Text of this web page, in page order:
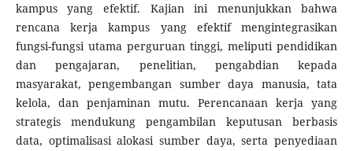
kampus yang efektif. Kajian ini menunjukkan bahwa
rencana kerja kampus yang efektif mengintegrasikan
fungsi-fungsi utama perguruan tinggi, meliputi pendidikan
dan pengajaran, penelitian, pengabdian kepada
masyarakat, pengembangan sumber daya manusia, tata
kelola, dan penjaminan mutu. Perencanaan kerja yang
strategis mendukung pengambilan keputusan berbasis
data, optimalisasi alokasi sumber daya, serta penyediaan